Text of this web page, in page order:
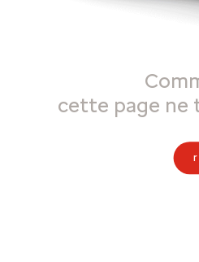
cette page ne